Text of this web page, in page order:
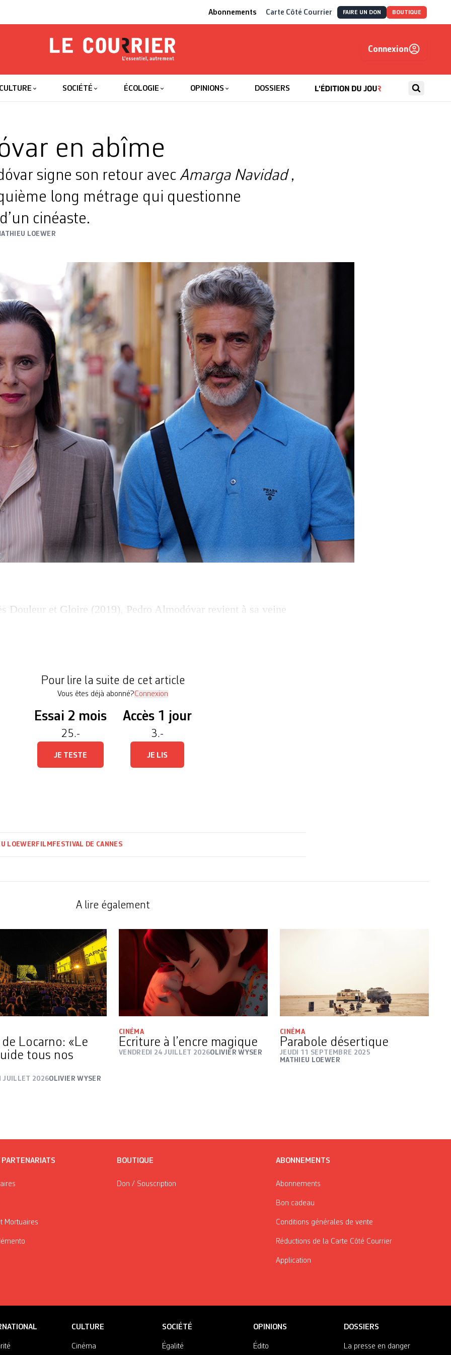
Abonnements Carte Côté Courrier FAIRE UN DON BOUTIQUE
Le Courrier
Connexion
CULTURE SOCIÉTÉ ÉCOLOGIE OPINIONS DOSSIERS
en abîme
signe son retour avec Amarga Navidad,
long métrage qui questionne
cinéaste.
LOEWER
Douleur et Gloire (2019), Pedro Almodóvar revient à sa veine
Pour lire la suite de cet article
Vous êtes déjà abonné?Connexion
Essai 2 mois
25.-
JE TESTE
Accès 1 jour
3.-
JE LIS
LOEWER FILM FESTIVAL DE CANNES
A lire également
Locarno: «Le
tous nos
JUILLET 2026OLIVIER WYSER
CINÉMA
Ecriture à l’encre magique
VENDREDI 24 JUILLET 2026OLIVIER WYSER
CINÉMA
Parabole désertique
JEUDI 11 SEPTEMBRE 2025
MATHIEU LOEWER
Mortuaires
BOUTIQUE
Don / Souscription
ABONNEMENTS
Abonnements
Bon cadeau
Conditions générales de vente
Réductions de la Carte Côté Courrier
Application
CULTURE
Cinéma
SOCIÉTÉ
Égalité
OPINIONS
Édito
DOSSIERS
La presse en danger